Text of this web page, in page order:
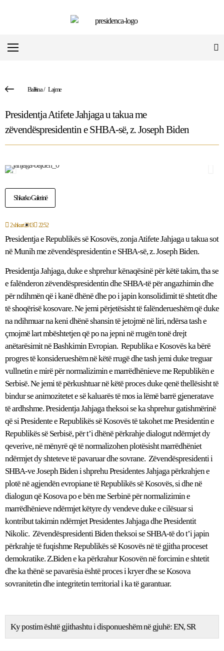
Ballina/ Lajme
Presidentja Atifete Jahjaga u takua me
zëvendëspresidentin e SHBA-së, z. Joseph Biden
Shkarko Galerinë
2 shkurt 2013 22:52
Presidentja e Republikës së Kosovës, zonja Atifete Jahjaga u takua sot
në Munih me zëvendëspresidentin e SHBA-së, z. Joseph Biden.
Presidentja Jahjaga, duke e shprehur kënaqësinë për këtë takim, tha se
e falënderon zëvendëspresidentin dhe SHBA-të për angazhimin dhe
për ndihmën që i kanë dhënë dhe po i japin konsolidimit të shtetit dhe
të shoqërisë kosovare. Ne jemi përjetësisht të falënderueshëm që duke
na ndihmuar na keni dhënë shansin të jetojmë në liri, ndërsa tash e
çmojmë lart mbështetjen që po na jepni në rrugën tonë drejt
anëtarësimit në Bashkimin Evropian. Republika e Kosovës ka bërë
progres të konsiderueshëm në këtë rrugë dhe tash jemi duke treguar
vullnetin e mirë për normalizimin e marrëdhënieve me Republikën e
Serbisë. Ne jemi të përkushtuar në këtë proces duke qenë thellësisht të
bindur se animozitetet e së kaluarës të mos ia lëmë barrë gjeneratave
të ardhshme. Presidentja Jahjaga theksoi se ka shprehur gatishmërinë
që si Presidente e Republikës së Kosovës të takohet me Presidentin e
Republikës së Serbisë, për t’i dhënë përkrahje dialogut ndërmjet dy
qeverive, në mënyrë që të normalizohen plotësisht marrëdhëniet
ndërmjet dy shteteve të pavaruar dhe sovrane. Zëvendëspresidenti i
SHBA-ve Joseph Biden i shprehu Presidentes Jahjaga përkrahjen e
plotë në agjendën evropiane të Republikës së Kosovës, si dhe në
dialogun që Kosova po e bën me Serbinë për normalizimin e
marrëdhënieve ndërmjet këtyre dy vendeve duke e cilësuar si
kontribut takimin ndërmjet Presidentes Jahjaga dhe Presidentit
Nikolic. Zëvendëspresidenti Biden theksoi se SHBA-të do t’i japin
përkrahje të fuqishme Republikës së Kosovës në të gjitha proceset
demokratike. Z.Biden e ka përkrahur Kosovën në forcimin e shtetit
dhe ka thënë se pavarësia është proces i kryer dhe se Kosova
sovranitetin dhe integritetin territorial i ka të garantuar.
Ky postim është gjithashtu i disponueshëm në gjuhë:EN SR